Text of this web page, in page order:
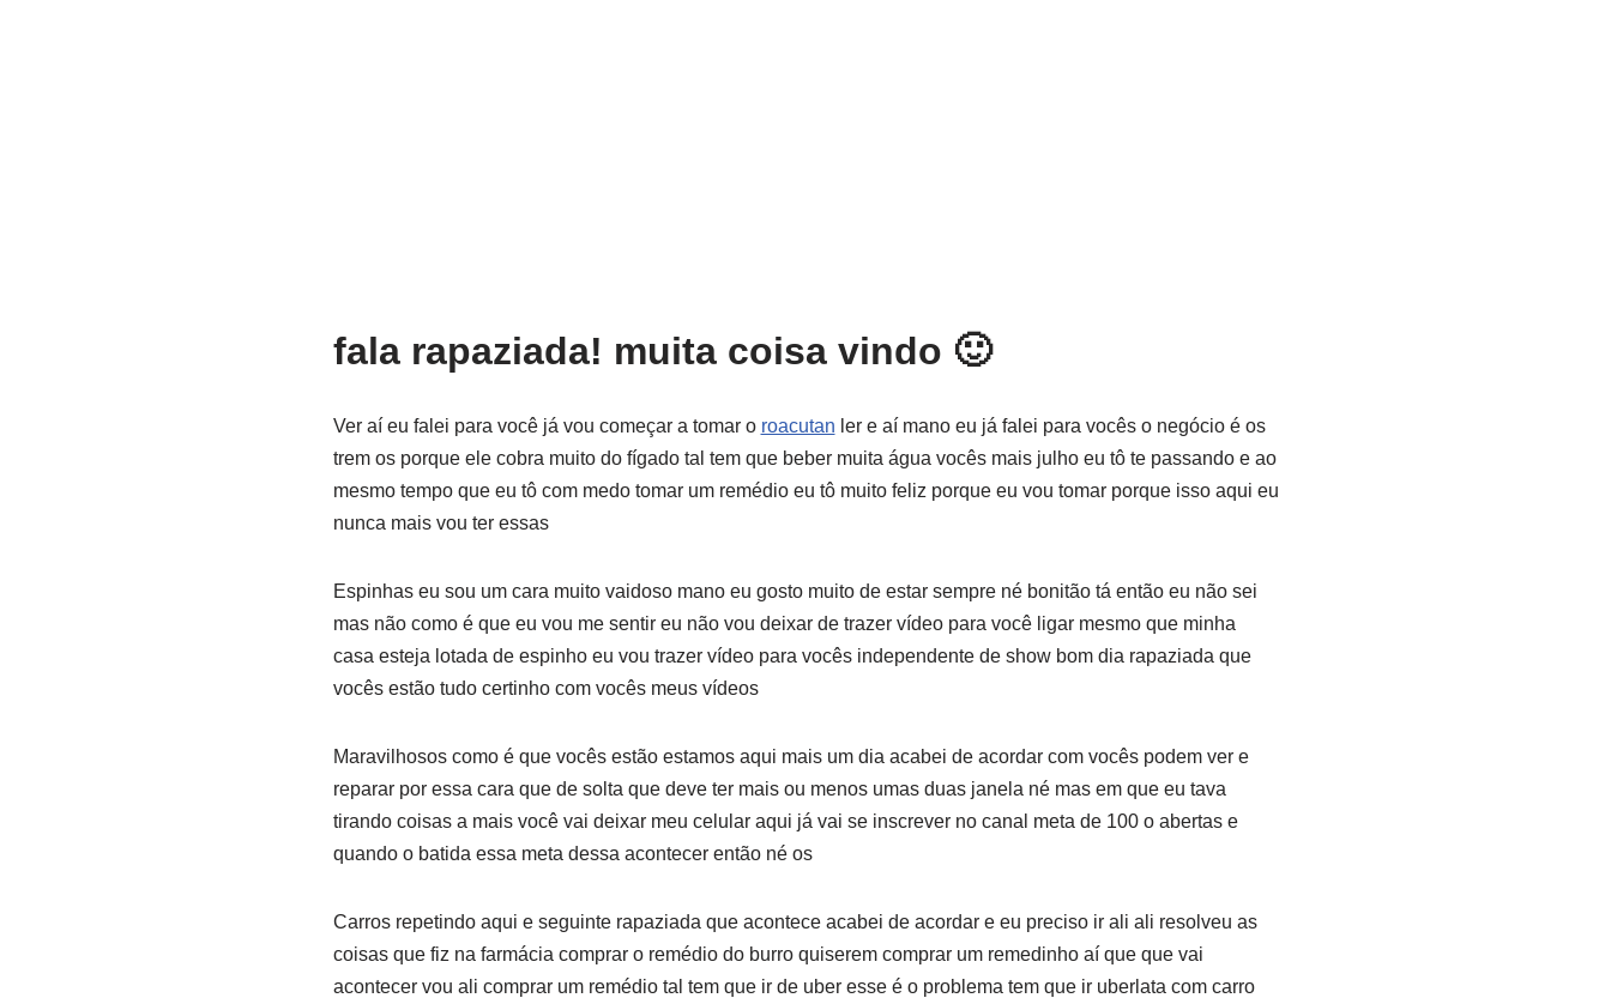
fala rapaziada! muita coisa vindo 🙂
Ver aí eu falei para você já vou começar a tomar o roacutan ler e aí mano eu já falei para vocês o negócio é os
trem os porque ele cobra muito do fígado tal tem que beber muita água vocês mais julho eu tô te passando e ao
mesmo tempo que eu tô com medo tomar um remédio eu tô muito feliz porque eu vou tomar porque isso aqui eu
nunca mais vou ter essas
Espinhas eu sou um cara muito vaidoso mano eu gosto muito de estar sempre né bonitão tá então eu não sei
mas não como é que eu vou me sentir eu não vou deixar de trazer vídeo para você ligar mesmo que minha
casa esteja lotada de espinho eu vou trazer vídeo para vocês independente de show bom dia rapaziada que
vocês estão tudo certinho com vocês meus vídeos
Maravilhosos como é que vocês estão estamos aqui mais um dia acabei de acordar com vocês podem ver e
reparar por essa cara que de solta que deve ter mais ou menos umas duas janela né mas em que eu tava
tirando coisas a mais você vai deixar meu celular aqui já vai se inscrever no canal meta de 100 o abertas e
quando o batida essa meta dessa acontecer então né os
Carros repetindo aqui e seguinte rapaziada que acontece acabei de acordar e eu preciso ir ali ali resolveu as
coisas que fiz na farmácia comprar o remédio do burro quiserem comprar um remedinho aí que que vai
acontecer vou ali comprar um remédio tal tem que ir de uber esse é o problema tem que ir uberlata com carro